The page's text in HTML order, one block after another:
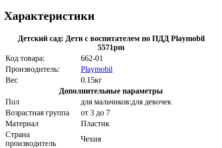
Характеристики
Детский сад: Дети с воспитателем по ПДД Playmobil
5571pm
Код товара:
662-01
Производитель:
Playmobil
Вес
0.15кг
Дополнительные параметры
Пол
для мальчиков:для девочек
Возрастная группа
от 3 до 7
Материал
Пластик
Страна
производитель
Чехия